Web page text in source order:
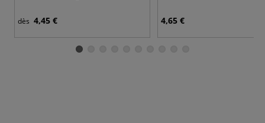
dès 4,45 € 4,65 €